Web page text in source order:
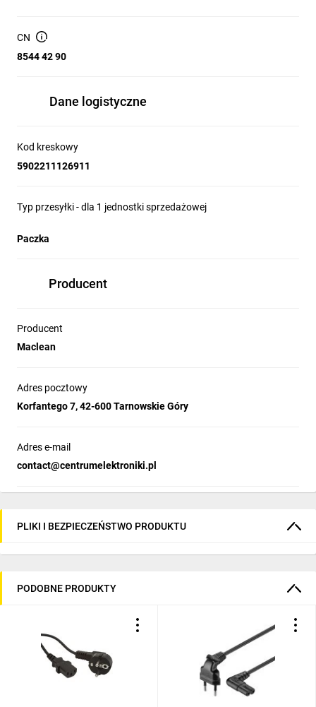
CN
8544 42 90
Dane logistyczne
Kod kreskowy
5902211126911
Typ przesyłki - dla 1 jednostki sprzedażowej
Paczka
Producent
Producent
Maclean
Adres pocztowy
Korfantego 7, 42-600 Tarnowskie Góry
Adres e-mail
contact@centrumelektroniki.pl
PLIKI I BEZPIECZEŃSTWO PRODUKTU
PODOBNE PRODUKTY